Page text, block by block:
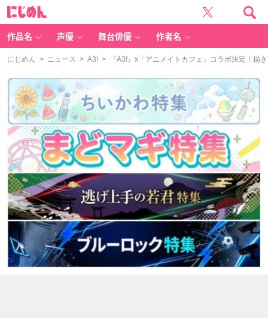
作品名 声優 舞台俳優 作者名
にじめん > ニュース > A3! > 『A3!』x「アニメイトカフェ」コラボ決定！描